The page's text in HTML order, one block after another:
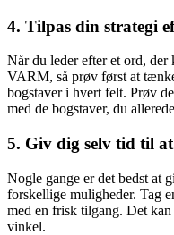
4. Tilpas din strategi
Når du leder efter et ord,
VARM, så prøv først at
bogstaver i hvert felt. Prøv
med de bogstaver, du
5. Giv dig selv tid til
Nogle gange er det bedst at
forskellige muligheder. Tag
med en frisk tilgang. Det
vinkel.